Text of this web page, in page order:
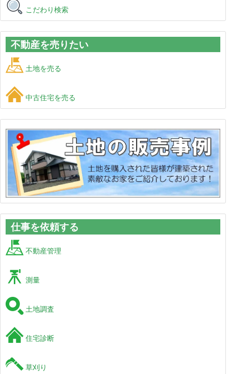
こだわり検索
不動産を売りたい
土地を売る
中古住宅を売る
仕事を依頼する
不動産管理
測量
土地調査
住宅診断
草刈り